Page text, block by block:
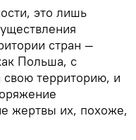
это лишь
стран —
Польша, с
свою территорию, и
жертвы их, похоже,